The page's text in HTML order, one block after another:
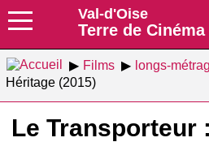
Val-d'Oise
Terre de Cinéma
Films longs-
Héritage (2015)
Le Transporteur